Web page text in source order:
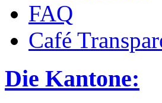
FAQ
Café
Die Kantone: